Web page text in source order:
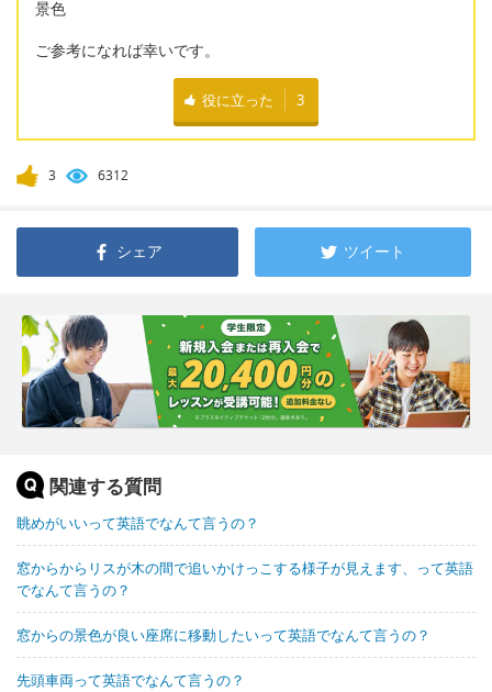
景色
ご参考になれば幸いです。
役に立った 3
3 6312
シェア ツイート
関連する質問
眺めがいいって英語でなんて言うの？
窓からからリスが木の間で追いかけっこする様子が見えます、って英語
でなんて言うの？
窓からの景色が良い座席に移動したいって英語でなんて言うの？
先頭車両って英語でなんて言うの？